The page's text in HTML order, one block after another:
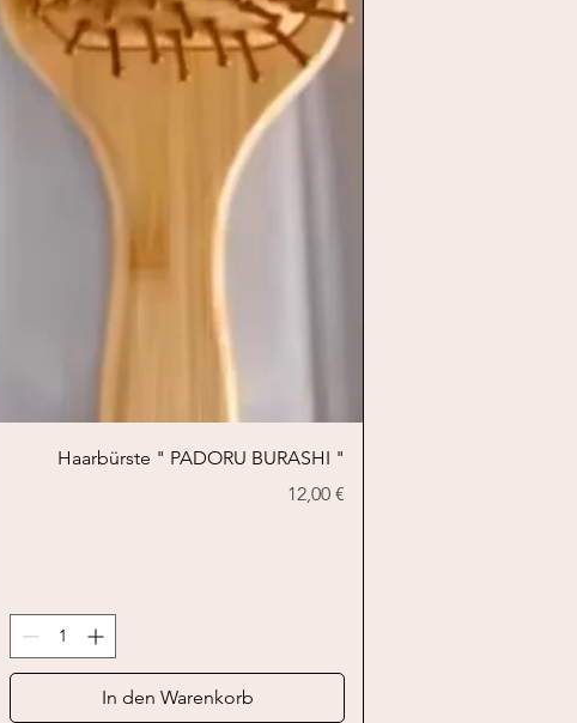
Schnellansicht
Haarbürste " PADORU BURASHI "
Preis
12,00 €
In den Warenkorb